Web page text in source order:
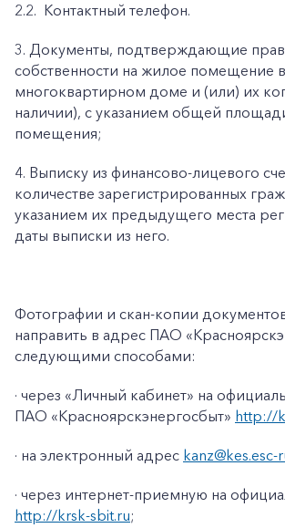
2.2. Контактный телефон.
3. Документы, подтверждающие
собственности на жилое помещение в
многоквартирном доме и (или) их
наличии), с указанием общей
помещения;
4. Выписку из финансово-лицевого
количестве зарегистрированных
указанием их предыдущего места
даты выписки из него.
Фотографии и скан-копии
направить в адрес ПАО
следующими способами:
· через «Личный кабинет» на
ПАО «Красноярскэнергосбыт» http://
· на электронный адрес
· через интернет-приемную на
http://krsk-sbit.ru;